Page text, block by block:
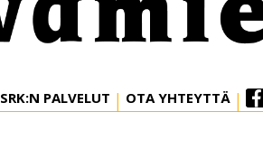
SRK:N PALVELUT OTA YHTEYTTÄ